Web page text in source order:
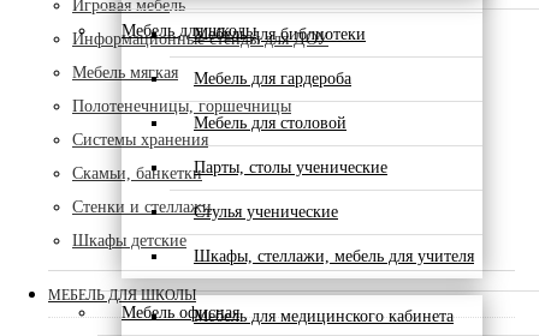
Мебель для школыМебель для библиотеки
Мебель для гардероба
Мебель для столовой
Парты, столы ученические
Стулья ученические
Шкафы, стеллажи, мебель для учителя
Мебель офиснаяМебель для медицинского кабинета
Игровая мебель
Информационные стенды для ДОУ
Мебель мягкая
Полотенечницы, горшечницы
Системы хранения
Скамьи, банкетки
Стенки и стеллажи
Шкафы детские
МЕБЕЛЬ ДЛЯ ШКОЛЫ